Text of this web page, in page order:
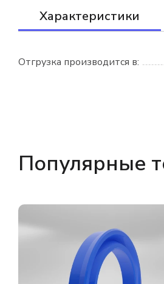
Характеристики
Отгрузка производится в:
Популярные